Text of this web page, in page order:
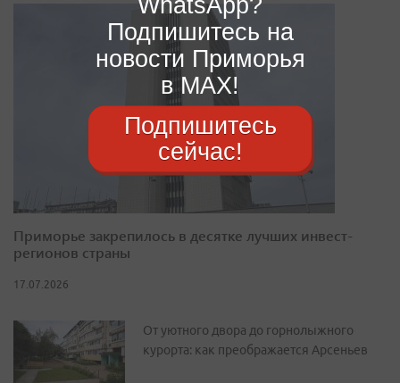
Приморье закрепилось в десятке лучших инвест-
регионов страны
17.07.2026
От уютного двора до горнолыжного
курорта: как преображается Арсеньев
Подпишитесь на
новости Приморья
в MAX!
Подпишитесь
сейчас!